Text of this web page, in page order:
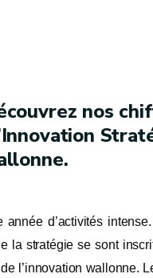
nos
d’activités
la stratégie se sont
l’innovation wallonne.